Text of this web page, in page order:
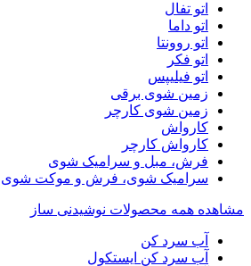
اتو تفال
اتو داما
اتو روونتا
اتو فکر
اتو فیلیپس
زمین شوی برقی
زمین شوی کارچر
کارواش
کارواش کارچر
فرش، مبل و سرامیک شوی
سرامیک شوی، فرش و موکت شوی
مشاهده همه محصولات نوشیدنی ساز
آب سرد کن
آب سرد کن ایستکول